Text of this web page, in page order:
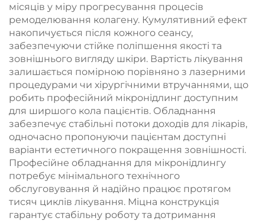
місяців у міру прогресування процесів
ремоделювання колагену. Кумулятивний ефект
накопичується після кожного сеансу,
забезпечуючи стійке поліпшення якості та
зовнішнього вигляду шкіри. Вартість лікування
залишається помірною порівняно з лазерними
процедурами чи хірургічними втручаннями, що
робить професійний мікронідлинг доступним
для ширшого кола пацієнтів. Обладнання
забезпечує стабільні потоки доходів для лікарів,
одночасно пропонуючи пацієнтам доступні
варіанти естетичного покращення зовнішності.
Професійне обладнання для мікронідлингу
потребує мінімального технічного
обслуговування й надійно працює протягом
тисяч циклів лікування. Міцна конструкція
гарантує стабільну роботу та дотримання